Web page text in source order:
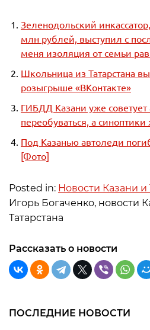
Зеленодольский
млн рублей, выступил с
меня изоляция от семьи
Школьница из Татарстана
розыгрыше «ВКонтакте»
ГИБДД Казани уже
переобуваться, а
Под Казанью автоледи
[Фото]
Posted in: Новости Казани и
Игорь Богаченко, новости
Татарстана
Рассказать о новости
ПОСЛЕДНИЕ НОВОСТИ